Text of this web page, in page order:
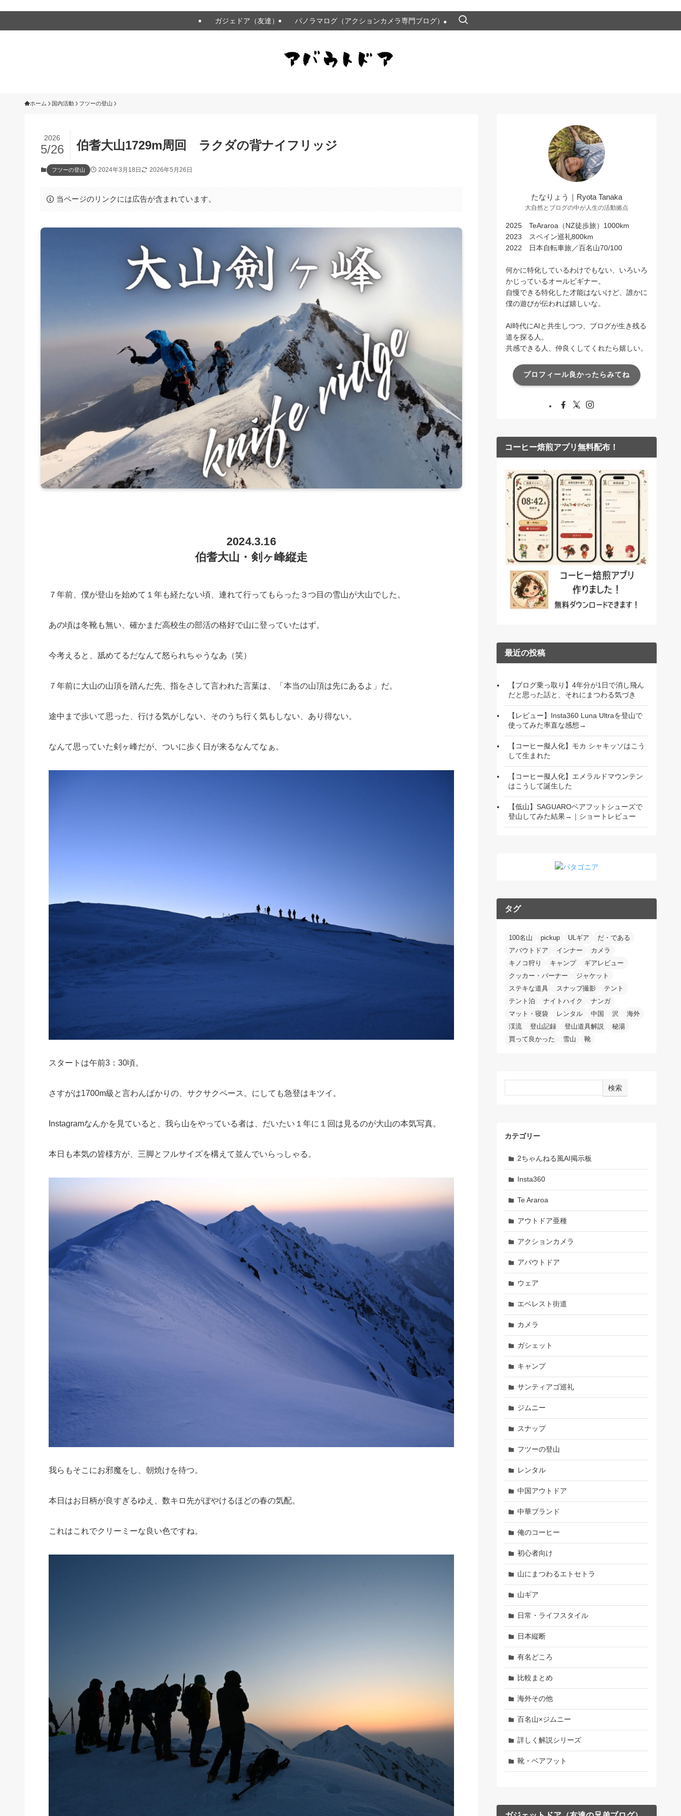
ガジェドア（友達） パノラマログ（アクションカメラ専門ブログ）
ホーム 国内活動 フツーの登山
伯耆大山1729m周回 ラクダの背ナイフリッジ
2026
5/26
フツーの登山 2024年3月18日 2026年5月26日
当ページのリンクには広告が含まれています。
2024.3.16
伯耆大山・剣ヶ峰縦走
７年前、僕が登山を始めて１年も経たない頃、連れて行ってもらった３つ目の雪山が大山でした。
あの頃は冬靴も無い、確かまだ高校生の部活の格好で山に登っていたはず。
今考えると、舐めてるだなんて怒られちゃうなあ（笑）
７年前に大山の山頂を踏んだ先、指をさして言われた言葉は、「本当の山頂は先にあるよ」だ。
途中まで歩いて思った、行ける気がしない、そのうち行く気もしない、あり得ない。
なんて思っていた剣ヶ峰だが、ついに歩く日が来るなんてなぁ。
スタートは午前3：30頃。
さすがは1700m級と言わんばかりの、サクサクペース。にしても急登はキツイ。
Instagramなんかを見ていると、我ら山をやっている者は、だいたい１年に１回は見るのが大山の本気写真。
本日も本気の皆様方が、三脚とフルサイズを構えて並んでいらっしゃる。
我らもそこにお邪魔をし、朝焼けを待つ。
本日はお日柄が良すぎるゆえ、数キロ先がぼやけるほどの春の気配。
これはこれでクリーミーな良い色ですね。
たなりょう｜Ryota Tanaka
大自然とブログの中が人生の活動拠点
2025 TeAraroa（NZ徒歩旅）1000km
2023 スペイン巡礼800km
2022 日本自転車旅／百名山70/100
何かに特化しているわけでもない、いろいろ
かじっているオールビギナー。
自慢できる特化した才能はないけど、誰かに
僕の遊びが伝われば嬉しいな。
AI時代にAIと共生しつつ、ブログが生き残る
道を探る人。
共感できる人、仲良くしてくれたら嬉しい。
プロフィール良かったらみてね
コーヒー焙煎アプリ無料配布！
最近の投稿
【ブログ乗っ取り】4年分が1日で消し飛ん
だと思った話と、それにまつわる気づき
【レビュー】Insta360 Luna Ultraを登山で
使ってみた率直な感想→
【コーヒー擬人化】モカ シャキッソはこう
して生まれた
【コーヒー擬人化】エメラルドマウンテン
はこうして誕生した
【低山】SAGUAROベアフットシューズで
登山してみた結果→｜ショートレビュー
タグ
100名山 pickup ULギア
だ・である
アバウトドア
インナー
カメラ
キノコ狩り
キャンプ
ギアレビュー
クッカー・バーナー
ジャケット
ステキな道具
スナップ撮影
テント
テント泊
ナイトハイク
ナンガ
マット・寝袋
レンタル 中国 沢
海外
渓流
登山記録 登山道具解説
秘湯
買って良かった
雪山 靴
検索
カテゴリー
2ちゃんねる風AI掲示板
Insta360
Te Araroa
アウトドア亜種
アクションカメラ
アバウトドア
ウェア
エベレスト街道
カメラ
ガシェット
キャンプ
サンティアゴ巡礼
ジムニー
スナップ
フツーの登山
レンタル
中国アウトドア
中華ブランド
俺のコーヒー
初心者向け
山にまつわるエトセトラ
山ギア
日常・ライフスタイル
日本縦断
有名どころ
比較まとめ
海外その他
百名山×ジムニー
詳しく解説シリーズ
靴・ベアフット